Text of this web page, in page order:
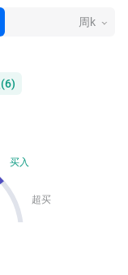
周k
(6)
买入
超买